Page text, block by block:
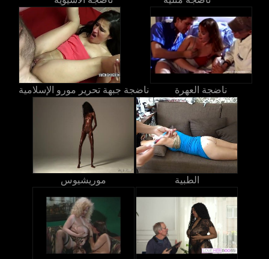
ناضجة جبهة تحرير مورو الإسلامية ناضجة العهرة
موريشيوس الطبية